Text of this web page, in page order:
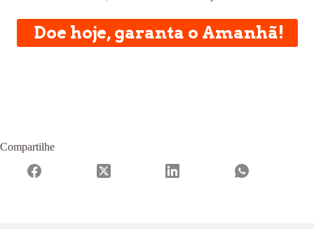
Doe hoje, garanta o Amanhã!
Compartilhe